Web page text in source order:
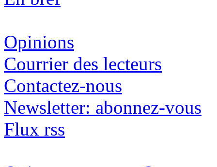
Opinions
Courrier des lecteurs
Contactez-nous
Newsletter: abonnez-vous
Flux rss